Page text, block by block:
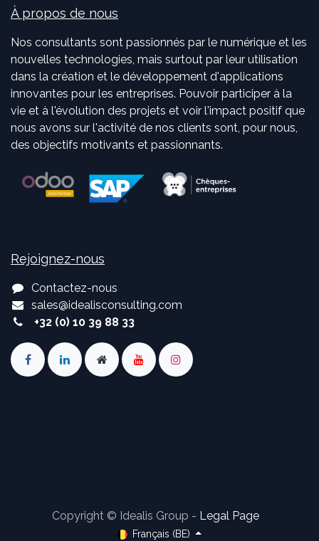
À propos de nous
Nos consultants sont passionnés par le numérique et les
nouvelles technologies, mais surtout par leur utilisation
dans la création et le développement d'applications
innovantes pour les entreprises. Pouvoir participer à la
vie et à l'évolution des projets et voir l'impact positif que
nous avons sur l'activité de nos clients sont, pour nous,
des objectifs motivants et passionnants.
Rejoignez-nous
Contactez-nous
sales@idealisconsulting.com
+32 (0) 10 39 88 33
Copyright © Idealis Group - Legal Page
Français (BE)